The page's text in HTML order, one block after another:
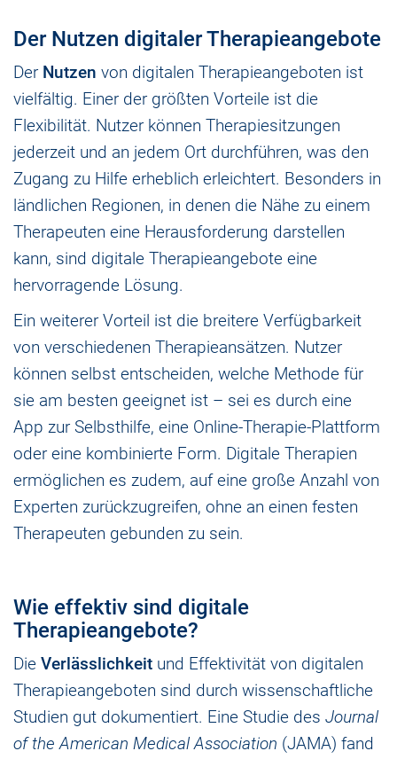
Der Nutzen digitaler Therapieangebote
Der Nutzen von digitalen Therapieangeboten ist
vielfältig. Einer der größten Vorteile ist die
Flexibilität. Nutzer können Therapiesitzungen
jederzeit und an jedem Ort durchführen, was den
Zugang zu Hilfe erheblich erleichtert. Besonders in
ländlichen Regionen, in denen die Nähe zu einem
Therapeuten eine Herausforderung darstellen
kann, sind digitale Therapieangebote eine
hervorragende Lösung.
Ein weiterer Vorteil ist die breitere Verfügbarkeit
von verschiedenen Therapieansätzen. Nutzer
können selbst entscheiden, welche Methode für
sie am besten geeignet ist – sei es durch eine
App zur Selbsthilfe, eine Online-Therapie-Plattform
oder eine kombinierte Form. Digitale Therapien
ermöglichen es zudem, auf eine große Anzahl von
Experten zurückzugreifen, ohne an einen festen
Therapeuten gebunden zu sein.
Wie effektiv sind digitale
Therapieangebote?
Die Verlässlichkeit und Effektivität von digitalen
Therapieangeboten sind durch wissenschaftliche
Studien gut dokumentiert. Eine Studie des Journal
of the American Medical Association (JAMA) fand